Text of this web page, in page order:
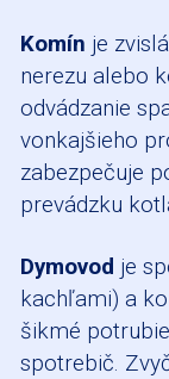
Komín je
nerezu alebo
odvádzanie
vonkajšieho
zabezpečuje
prevádzku
Dymovod je
kachľami) a
šikmé
spotrebič.